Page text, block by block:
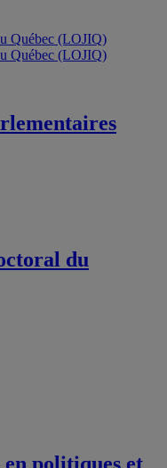
du
politiques et